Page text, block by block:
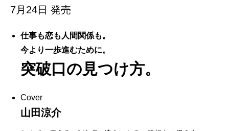
7月24日 発売
仕事も恋も人間関係も。
今より一歩進むために。
突破口の見つけ方。
Cover
山田涼介